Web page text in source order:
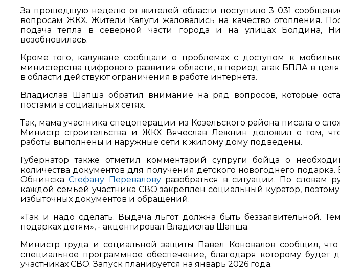
За прошедшую неделю от жителей области поступило 3 031
вопросам ЖКХ. Жители Калуги жаловались на качество отопления.
подача тепла в северной части города и на улицах Болдина,
возобновилась.
Кроме того, калужане сообщали о проблемах с доступом к
министерства цифрового развития области, в период атак БПЛА в
в области действуют ограничения в работе интернета.
Владислав Шапша обратил внимание на ряд вопросов, которые
постами в социальных сетях.
Так, мама участника спецоперации из Козельского района писала о
Министр строительства и ЖКХ Вячеслав Лежнин доложил о том,
работы выполнены и наружные сети к жилому дому подведены.
Губернатор также отметил комментарий супруги бойца о
количества документов для получения детского новогоднего
ОбнинскаСтефану Переваловуразобраться в ситуации. По словам
каждой семьёй участника СВО закреплён социальный куратор,
избыточных документов и обращений.
«Так и надо сделать. Выдача льгот должна быть беззаявительной.
подарках детям», - акцентировал Владислав Шапша.
Министр труда и социальной защиты Павел Коновалов сообщил, что
специальное программное обеспечение, благодаря которому будет
участниках СВО. Запуск планируется на январь 2026 года.